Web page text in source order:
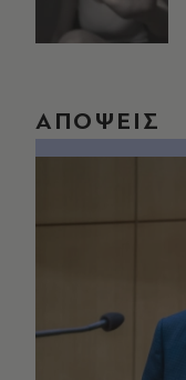
ΑΠΟΨΕΙΣ